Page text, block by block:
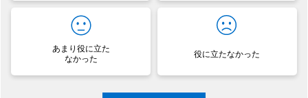
あまり役に立た
なかった
役に立たなかった